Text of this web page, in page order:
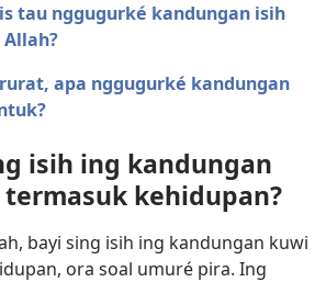
tau nggugurké kandungan isih
apa nggugurké kandungan
isih ing kandungan
kehidupan?
bayi sing isih ing kandungan kuwi
ora soal umuré pira. Ing